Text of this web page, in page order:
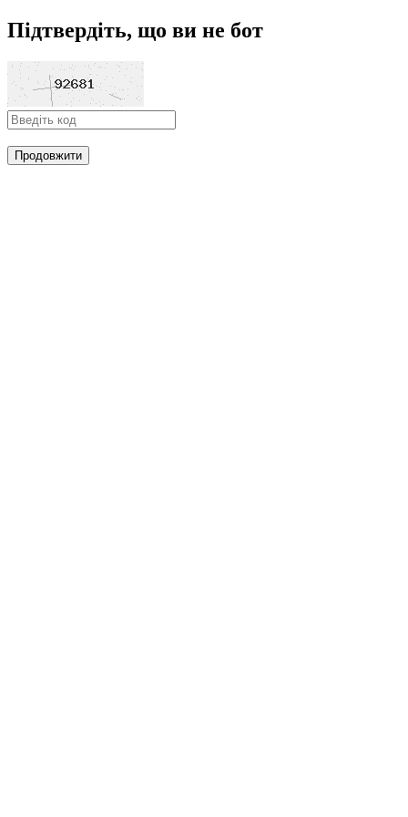
Підтвердіть, що ви не бот
Продовжити